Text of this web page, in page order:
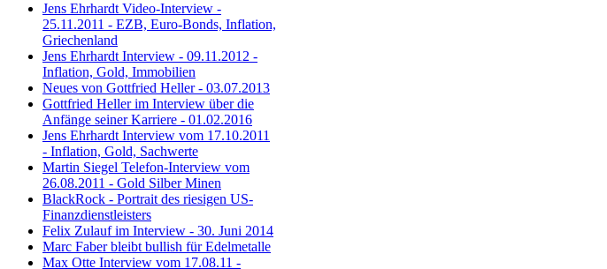
Jens Ehrhardt Video-Interview -
25.11.2011 - EZB, Euro-Bonds, Inflation,
Griechenland
Jens Ehrhardt Interview - 09.11.2012 -
Inflation, Gold, Immobilien
Neues von Gottfried Heller - 03.07.2013
Gottfried Heller im Interview über die
Anfänge seiner Karriere - 01.02.2016
Jens Ehrhardt Interview vom 17.10.2011
- Inflation, Gold, Sachwerte
Martin Siegel Telefon-Interview vom
26.08.2011 - Gold Silber Minen
BlackRock - Portrait des riesigen US-
Finanzdienstleisters
Felix Zulauf im Interview - 30. Juni 2014
Marc Faber bleibt bullish für Edelmetalle
Max Otte Interview vom 17.08.11 -